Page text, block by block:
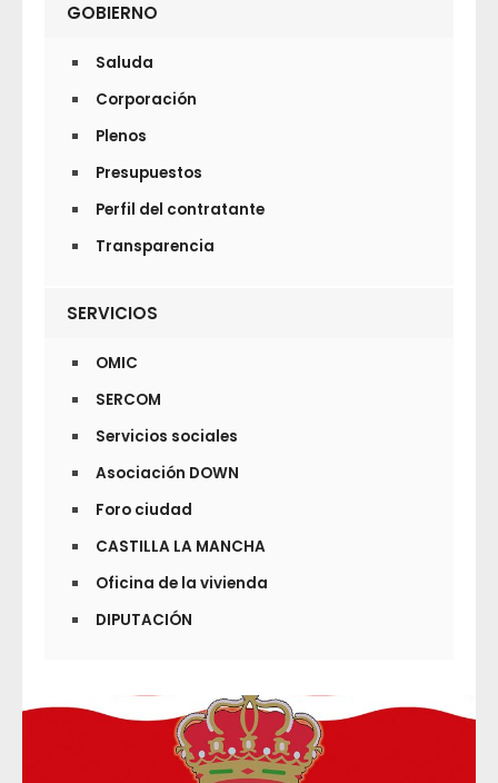
GOBIERNO
Saluda
Corporación
Plenos
Presupuestos
Perfil del contratante
Transparencia
SERVICIOS
OMIC
SERCOM
Servicios sociales
Asociación DOWN
Foro ciudad
CASTILLA LA MANCHA
Oficina de la vivienda
DIPUTACIÓN